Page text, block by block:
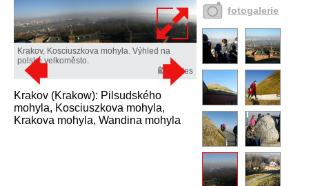
Krakov, Kosciuszkova mohyla. Výhled na
polské velkoměsto.
Mates
Krakov (Krakow): Pilsudského
mohyla, Kosciuszkova mohyla,
Krakova mohyla, Wandina mohyla
fotogalerie